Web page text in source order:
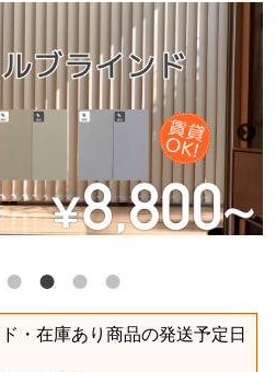
・在庫あり商品の発送予定日